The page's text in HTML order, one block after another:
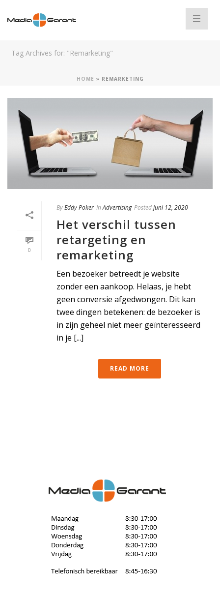
Tag Archives for: "Remarketing"
HOME » REMARKETING
0
ByEddy Poker In Advertising Postedjuni 12, 2020
Het verschil tussen
retargeting en
remarketing
Een bezoeker betreedt je website
zonder een aankoop. Helaas, je hebt
geen conversie afgedwongen. Dit kan
twee dingen betekenen: de bezoeker is
in zijn geheel niet meer geïnteresseerd
in je [...]
READ MORE